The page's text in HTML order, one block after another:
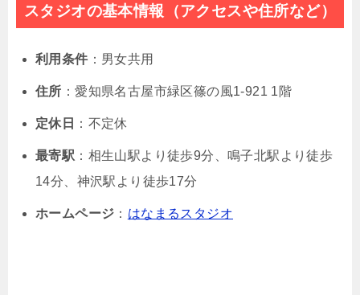
スタジオの基本情報（アクセスや住所など）
利用条件 ：男女共用
住所 ：愛知県名古屋市緑区篠の風1-921 1階
定休日 ：不定休
最寄駅 ：相生山駅より徒歩9分、鳴子北駅より徒歩
14分、神沢駅より徒歩17分
ホームページ ： はなまるスタジオ